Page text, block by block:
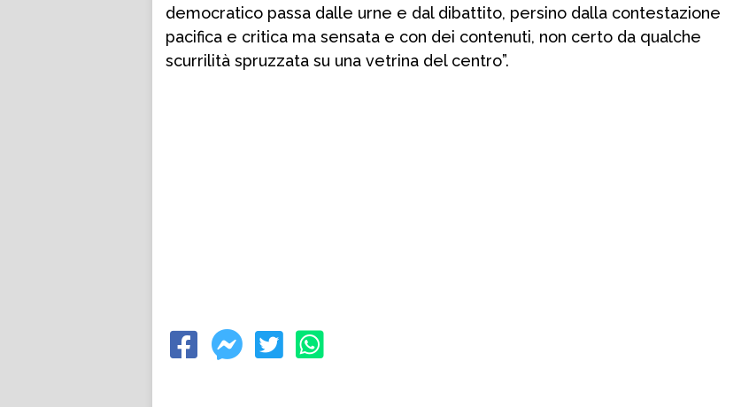
democratico passa dalle urne e dal dibattito, persino dalla contestazione
pacifica e critica ma sensata e con dei contenuti, non certo da qualche
scurrilità spruzzata su una vetrina del centro”.